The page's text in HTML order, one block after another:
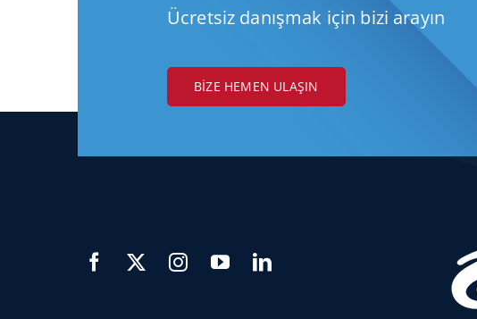
Ücretsiz danışmak için bizi arayın
BIZE HEMEN ULAŞIN